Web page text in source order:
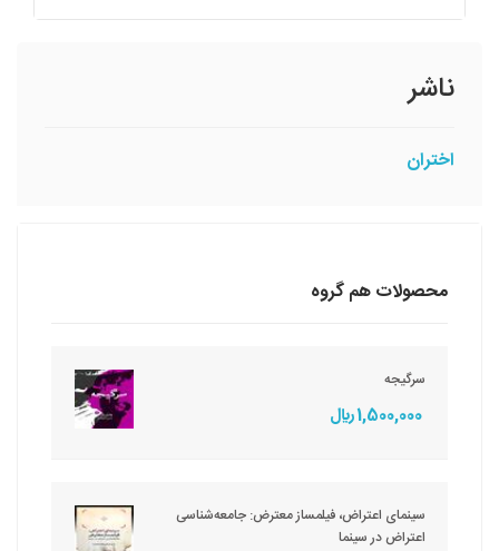
ناشر
اختران
محصولات هم گروه
سرگیجه
1,500,000 ريال
سینمای اعتراض، فیلمساز معترض: جامعه‌شناسی
اعتراض در سینما